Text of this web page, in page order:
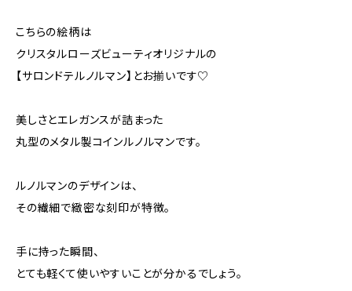
こちらの絵柄は
クリスタルローズビューティオリジナルの
【サロンドテルノルマン】とお揃いです♡
美しさとエレガンスが詰まった
丸型のメタル製コインルノルマンです。
ルノルマンのデザインは、
その繊細で緻密な刻印が特徴。
手に持った瞬間、
とても軽くて使いやすいことが分かるでしょう。